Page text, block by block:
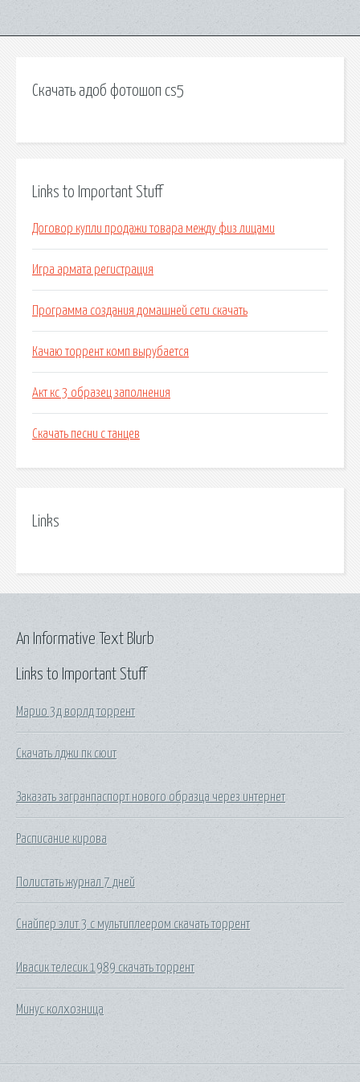
Скачать адоб фотошоп cs5
Links to Important Stuff
Договор купли продажи товара между физ лицами
Игра армата регистрация
Программа создания домашней сети скачать
Качаю торрент комп вырубается
Акт кс 3 образец заполнения
Скачать песни с танцев
Links
Links to Important Stuff
Марио 3д ворлд торрент
Скачать лджи пк сюит
Заказать загранпаспорт нового образца через интернет
Расписание кирова
Полистать журнал 7 дней
Снайпер элит 3 с мультиплеером скачать торрент
Ивасик телесик 1989 скачать торрент
Минус колхозница
An Informative Text Blurb